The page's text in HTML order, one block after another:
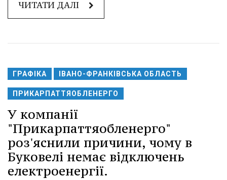
ЧИТАТИ ДАЛІ
ГРАФІКА ІВАНО-ФРАНКІВСЬКА ОБЛАСТЬ
ПРИКАРПАТТЯОБЛЕНЕРГО
У компанії
"Прикарпаттяобленерго"
роз'яснили причини, чому в
Буковелі немає відключень
електроенергії.